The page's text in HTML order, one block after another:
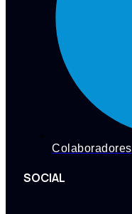
Colaboradores
SOCIAL